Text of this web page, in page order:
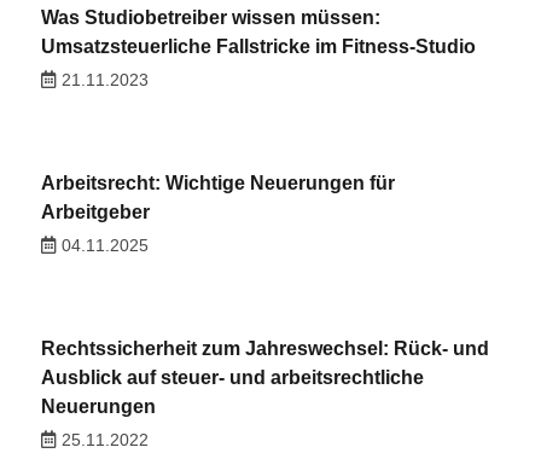
Was Studiobetreiber wissen müssen:
Umsatzsteuerliche Fallstricke im Fitness-Studio
21.11.2023
Arbeitsrecht: Wichtige Neuerungen für
Arbeitgeber
04.11.2025
Rechtssicherheit zum Jahreswechsel: Rück- und
Ausblick auf steuer- und arbeitsrechtliche
Neuerungen
25.11.2022